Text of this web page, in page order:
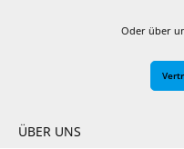
Oder über
ÜBER UNS